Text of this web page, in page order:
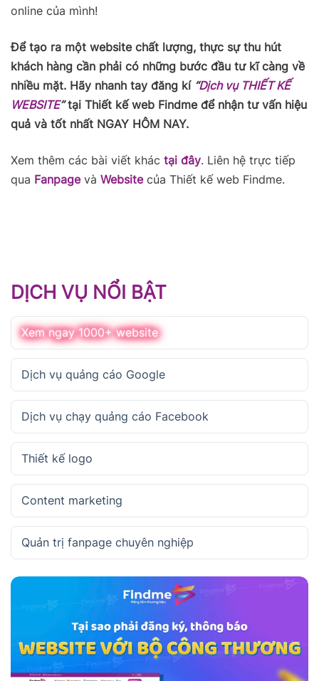
online của mình!
Để tạo ra một website chất lượng, thực sự thu hút
khách hàng cần phải có những bước đầu tư kĩ càng về
nhiều mặt. Hãy nhanh tay đăng kí “Dịch vụ THIẾT KẾ
WEBSITE”tại Thiết kế web Findme để nhận tư vấn hiệu
quả và tốt nhất NGAY HÔM NAY.
Xem thêm các bài viết khác tại đây. Liên hệ trực tiếp
qua Fanpagevà Websitecủa Thiết kế web Findme.
DỊCH VỤ NỔI BẬT
Xem ngay 1000+ website
Dịch vụ quảng cáo Google
Dịch vụ chạy quảng cáo Facebook
Thiết kế logo
Content marketing
Quản trị fanpage chuyên nghiệp